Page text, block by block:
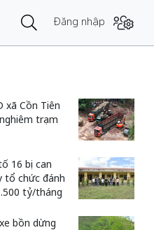
Đăng nhập
xã Cồn Tiên
trạm
16 bị can
tổ chức đánh
tỷ/tháng
bồn dừng